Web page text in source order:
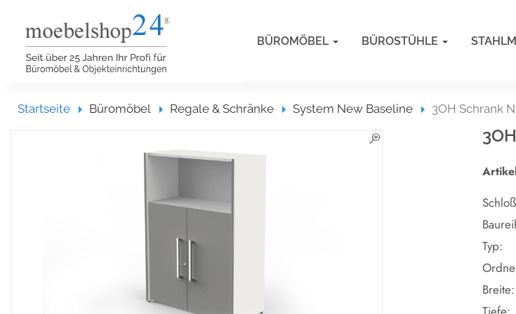
BÜROMÖBEL BÜROSTÜHLE
StartseiteStartseite
Büromöbel Regale & Schränke System New Baseline 3OH Schrank
Typ:
Breite: